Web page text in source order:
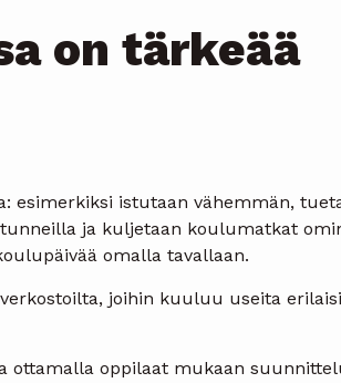
on tärkeää
esimerkiksi istutaan vähemmän,
ja kuljetaan koulumatkat
omalla tavallaan.
joihin kuuluu useita
ottamalla oppilaat mukaan